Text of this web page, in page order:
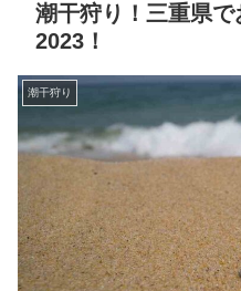
潮干狩り！三重県で
2023！
潮干狩り